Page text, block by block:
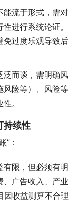
能流于形式，需对
进行系统论证。
免过度乐观导致后
泛而谈，需明确风
风险等）、风险等
。
持续性
”：
有限，但必须有明
、广告收入、产业
因收益测算不合理